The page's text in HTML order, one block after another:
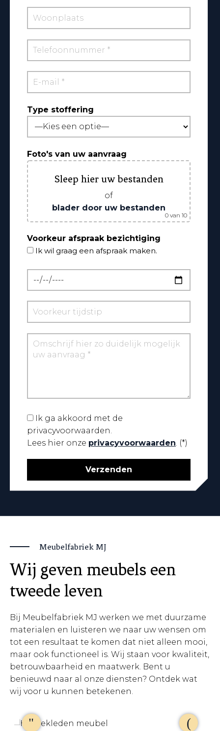
Type stoffering
Foto's van uw aanvraag
Sleep hier uw bestanden
of
blader door uw bestanden
0 van 10
Voorkeur afspraak bezichtiging
Ik wil graag een afspraak maken.
Ik ga akkoord met de
privacyvoorwaarden.
Lees hier onze privacyvoorwaarden . (*)
Meubelfabriek MJ
Wij geven meubels een
tweede leven
Bij Meubelfabriek MJ werken we met duurzame
materialen en luisteren we naar uw wensen om
tot een resultaat te komen dat niet alleen mooi,
maar ook functioneel is. Wij staan voor kwaliteit,
betrouwbaarheid en maatwerk. Bent u
benieuwd naar al onze diensten? Ontdek wat
wij voor u kunnen betekenen.